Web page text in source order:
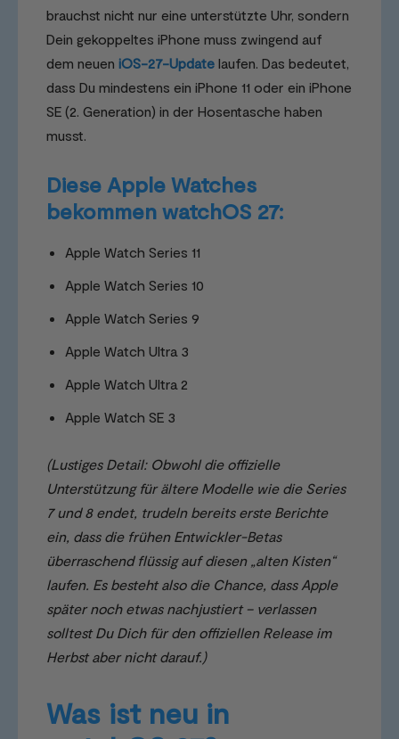
brauchst nicht nur eine unterstützte Uhr, sondern
Dein gekoppeltes iPhone muss zwingend auf
dem neuen iOS-27-Update laufen. Das bedeutet,
dass Du mindestens ein iPhone 11 oder ein iPhone
SE (2. Generation) in der Hosentasche haben
musst.
Diese Apple Watches
bekommen watchOS 27:
Apple Watch Series 11
Apple Watch Series 10
Apple Watch Series 9
Apple Watch Ultra 3
Apple Watch Ultra 2
Apple Watch SE 3
(Lustiges Detail: Obwohl die offizielle
Unterstützung für ältere Modelle wie die Series
7 und 8 endet, trudeln bereits erste Berichte
ein, dass die frühen Entwickler-Betas
überraschend flüssig auf diesen „alten Kisten“
laufen. Es besteht also die Chance, dass Apple
später noch etwas nachjustiert – verlassen
solltest Du Dich für den offiziellen Release im
Herbst aber nicht darauf.)
Was ist neu in